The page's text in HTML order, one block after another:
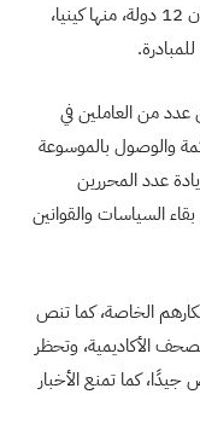
تحظ بقدر كبير من التطور، وتغطي الخدمة حتى الآن 12 دولة، منها كينيا،
من العاملين في
والوصول بالموسوعة
عدد المحررين
السياسات والقوانين
الخاصة، كما تنص
الأكاديمية، وتحظر
كما تمنع الأخبار